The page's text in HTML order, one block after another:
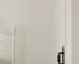
վեր և վար կամ